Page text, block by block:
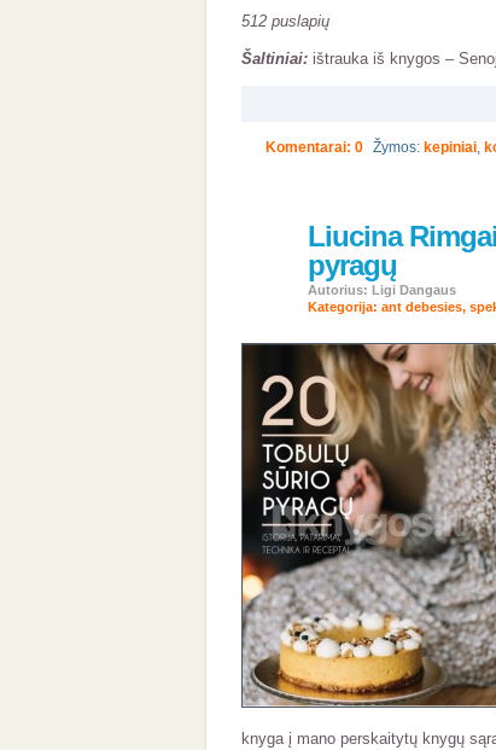
512 puslapių
Šaltiniai:ištrauka iš knygos –
Komentarai: 0 Žymos: kepiniai,
Liucina
pyragų
Autorius: Ligi Dangaus
Kategorija: ant debesies,
knyga į mano perskaitytų knygų